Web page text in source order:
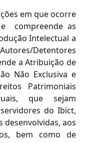
em que ocorre
compreende as
Intelectual a
Autores/Detentores
a Atribuição de
Não Exclusiva e
Patrimoniais
que sejam
do Ibict,
aos
bem como de